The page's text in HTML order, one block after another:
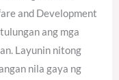
and Development
ang mga
Layunin nitong
nila gaya ng